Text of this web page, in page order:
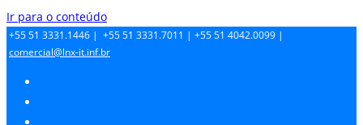
Ir para o conteúdo
+55 51 3331.1446 | +55 51 3331.7011 | +55 51 4042.0099 |
comercial@lnx-it.inf.br